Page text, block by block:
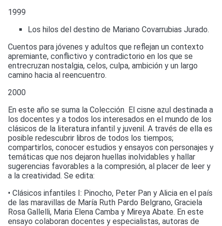
1999
Los hilos del destino de Mariano Covarrubias Jurado.
Cuentos para jóvenes y adultos que reflejan un contexto
apremiante, conflictivo y contradictorio en los que se
entrecruzan nostalgia, celos, culpa, ambición y un largo
camino hacia al reencuentro.
2000
En este año se suma la Colección El cisne azul destinada a
los docentes y a todos los interesados en el mundo de los
clásicos de la literatura infantil y juvenil. A través de ella es
posible redescubrir libros de todos los tiempos;
compartirlos, conocer estudios y ensayos con personajes y
temáticas que nos dejaron huellas inolvidables y hallar
sugerencias favorables a la compresión, al placer de leer y
a la creatividad. Se edita:
• Clásicos infantiles I: Pinocho, Peter Pan y Alicia en el país
de las maravillas de María Ruth Pardo Belgrano, Graciela
Rosa Gallelli, Maria Elena Camba y Mireya Abate. En este
ensayo colaboran docentes y especialistas, autoras de